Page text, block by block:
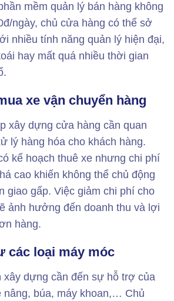
mềm quản lý bán hàng không
ngày, chủ cửa hàng có thể sở
nhiều tính năng quản lý hiện đại,
hay mất quá nhiều thời gian
xe vận chuyển hàng
xây dựng cửa hàng cần quan
lý hàng hóa cho khách hàng.
kế hoạch thuê xe nhưng chi phí
cao khiến không thể chủ động
giao gấp. Việc giảm chi phí cho
ảnh hưởng đến doanh thu và lợi
hàng.
các loại máy móc
xây dựng cần đến sự hỗ trợ của
nâng, búa, máy khoan,… Chủ